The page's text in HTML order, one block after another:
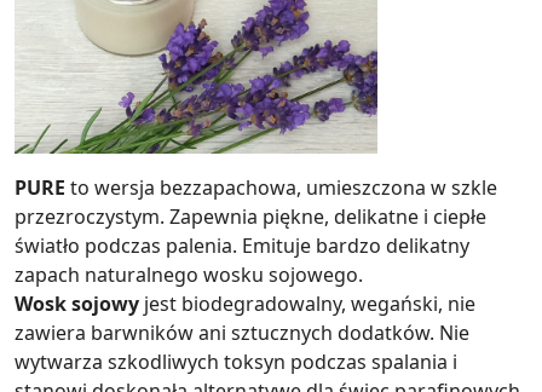
PURE to wersja bezzapachowa, umieszczona w szkle
przezroczystym. Zapewnia piękne, delikatne i ciepłe
światło podczas palenia. Emituje bardzo delikatny
zapach naturalnego wosku sojowego.
Wosk sojowy jest biodegradowalny, wegański, nie
zawiera barwników ani sztucznych dodatków. Nie
wytwarza szkodliwych toksyn podczas spalania i